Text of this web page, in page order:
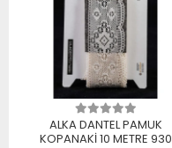
ALKA DANTEL PAMUK
KOPANAKİ 10 METRE 930